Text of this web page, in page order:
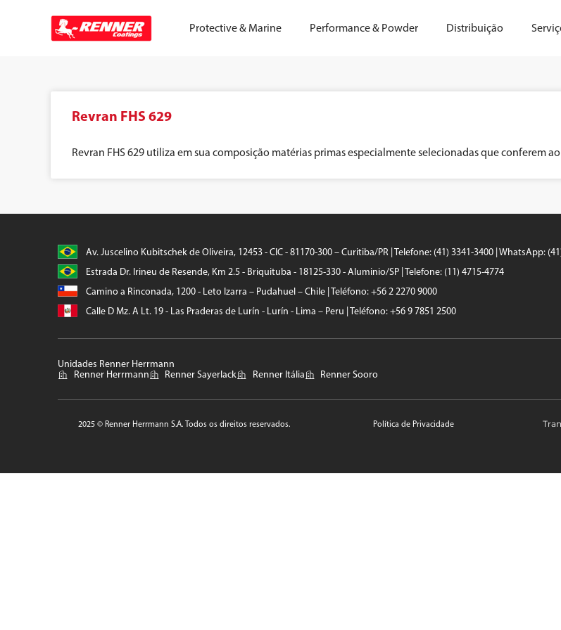
Protective & Marine Performance & Powder Distribuição
Revran FHS 629
Revran FHS 629 utiliza em sua composição matérias primas especialmente selecionadas que conferem
Av. Juscelino Kubitschek de Oliveira, 12453 - CIC - 81170-300 – Curitiba/PR | Telefone: (41) 3341-3400 | WhatsApp:
Estrada Dr. Irineu de Resende, Km 2.5 - Briquituba - 18125-330 - Aluminio/SP | Telefone: (11) 4715-4774
Camino a Rinconada, 1200 - Leto Izarra – Pudahuel – Chile | Teléfono: +56 2 2270 9000
Calle D Mz. A Lt. 19 - Las Praderas de Lurín - Lurín - Lima – Peru | Teléfono: +56 9 7851 2500
Unidades Renner Herrmann
Renner Herrmann
Renner Sayerlack Renner Itália Renner Sooro
2025 © Renner Herrmann S.A. Todos os direitos reservados. Política de Privacidade